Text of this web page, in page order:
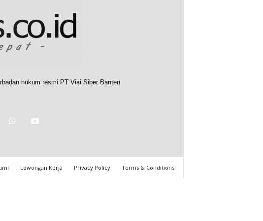
hukum resmi PT Visi Siber Banten
Lowongan Kerja Privacy Policy Terms & Conditions